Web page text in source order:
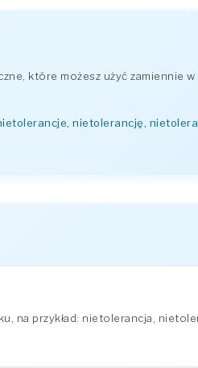
które możesz użyć zamiennie
nietolerancję,
na przykład: nietolerancja,